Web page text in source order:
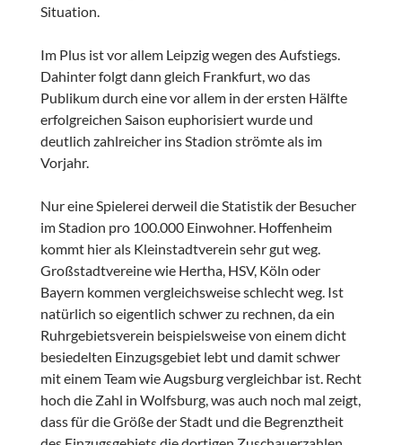
Situation.
Im Plus ist vor allem Leipzig wegen des Aufstiegs.
Dahinter folgt dann gleich Frankfurt, wo das
Publikum durch eine vor allem in der ersten Hälfte
erfolgreichen Saison euphorisiert wurde und
deutlich zahlreicher ins Stadion strömte als im
Vorjahr.
Nur eine Spielerei derweil die Statistik der Besucher
im Stadion pro 100.000 Einwohner. Hoffenheim
kommt hier als Kleinstadtverein sehr gut weg.
Großstadtvereine wie Hertha, HSV, Köln oder
Bayern kommen vergleichsweise schlecht weg. Ist
natürlich so eigentlich schwer zu rechnen, da ein
Ruhrgebietsverein beispielsweise von einem dicht
besiedelten Einzugsgebiet lebt und damit schwer
mit einem Team wie Augsburg vergleichbar ist. Recht
hoch die Zahl in Wolfsburg, was auch noch mal zeigt,
dass für die Größe der Stadt und die Begrenztheit